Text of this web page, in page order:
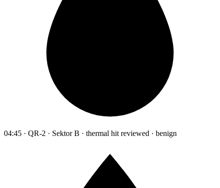
04:45 · QR-2 · Sektor B · thermal hit reviewed · benign